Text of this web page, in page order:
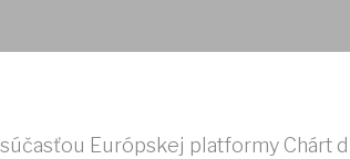
Európskej platformy Chárt